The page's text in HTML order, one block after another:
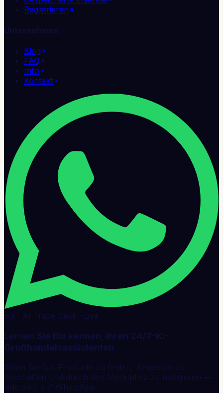
Registrieren
Unternehmen
Blog
FAQ
Info
Kontakt
Bix · AI Trade Desk · Live
Lernen Sie Bix kennen, Ihren 24/7-KI-
Großhandelsassistenten
Bitten Sie Bix, Produkte zu finden, Angebote zu
beschaffen und durch den Marktplatz zu navigieren —
jederzeit, auf WhatsApp.